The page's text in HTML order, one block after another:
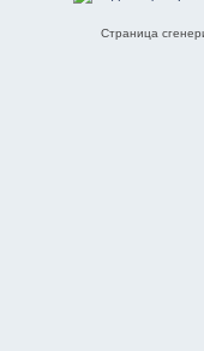
Страница